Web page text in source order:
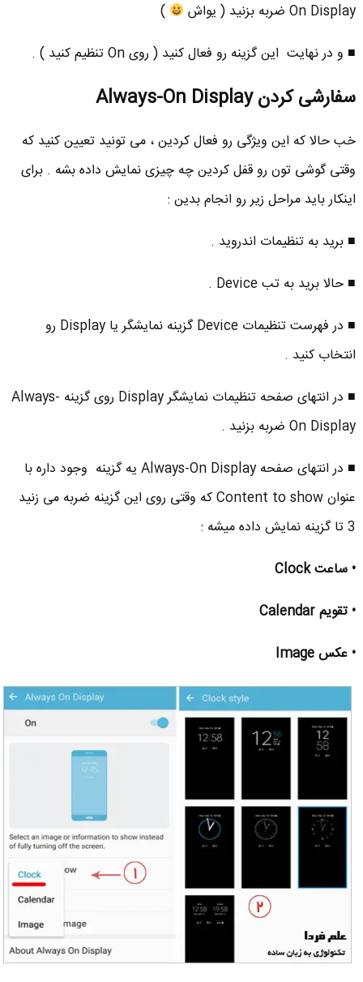
On Display ضربه بزنید ( یواش
)
■ و در نهایت این گزینه رو فعال کنید ( روی On تنظیم کنید ) .
سفارشی کردن Always-On Display
خب حالا که این ویژگی رو فعال کردین ، می تونید تعیین کنید که
وقتی گوشی تون رو قفل کردین چه چیزی نمایش داده بشه . برای
اینکار باید مراحل زیر رو انجام بدین :
■ برید به تنظیمات اندروید .
■ حالا برید به تب Device .
■ در فهرست تنظیمات Device گزینه نمایشگر یا Display رو
انتخاب کنید .
■ در انتهای صفحه تنظیمات نمایشگر Display روی گزینه Always-
On Display ضربه بزنید .
■ در انتهای صفحه Always-On Display یه گزینه وجود داره با
عنوان Content to show که وقتی روی این گزینه ضربه می زنید
3 تا گزینه نمایش داده میشه :
• ساعت Clock
• تقویم Calendar
• عکس Image